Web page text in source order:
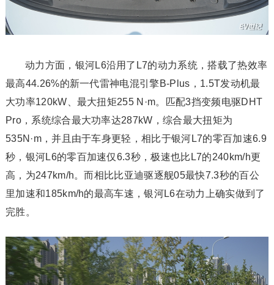
动力方面，银河L6沿用了L7的动力系统，搭载了热效率
最高44.26%的新一代雷神电混引擎B-Plus，1.5T发动机最
大功率120kW、最大扭矩255 N·m。匹配3挡变频电驱DHT
Pro，系统综合最大功率达287kW，综合最大扭矩为
535N·m，并且由于车身更轻，相比于银河L7的零百加速6.9
秒，银河L6的零百加速仅6.3秒，极速也比L7的240km/h更
高，为247km/h。而相比比亚迪驱逐舰05最快7.3秒的百公
里加速和185km/h的最高车速，银河L6在动力上确实做到了
完胜。